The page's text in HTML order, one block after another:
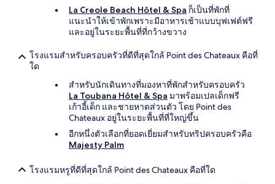
La Creole Beach Hôtel & Spa ก็เป็นที่พักที่
แนะนำให้เข้าพักเพราะมีอาหารเช้าแบบบุฟเฟต์ฟรี
และอยู่ในระยะพื้นที่ที่กว้างขวาง
โรงแรมสำหรับครอบครัวที่ดีที่สุดใกล้ Point des Chateaux คือที่
ใด
สำหรับนักเดินทางที่มองหาที่พักสำหรับครอบครัว
La Toubana Hôtel & Spa มาพร้อมเปลเด็กฟรี
เก้าอี้เด็ก และชายหาดส่วนตัว โดย Point des
Chateaux อยู่ในระยะพื้นที่ที่ใหญ่ขึ้น
อีกหนึ่งตัวเลือกที่ยอดเยี่ยมสำหรับทริปครอบครัวคือ
Majesty Palm
โรงแรมหรูที่ดีที่สุดใกล้ Point des Chateaux คือที่ใด